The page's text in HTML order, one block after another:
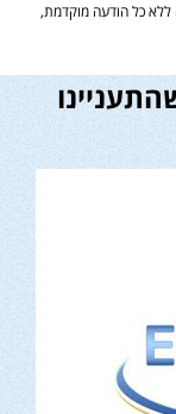
כל הודעה מוקדמת,